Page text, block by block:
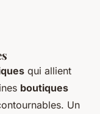
qui allient
boutiques
Un